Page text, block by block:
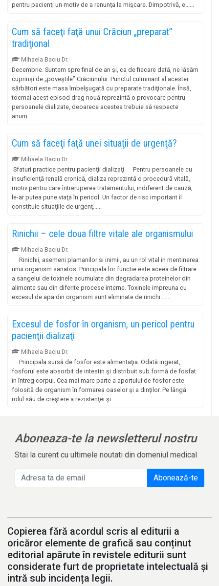
pentru pacienţi un motiv de a renunţa la mişcare. Dimpotrivă, e......
Cum să faceţi faţă unui Crăciun „preparat”
tradiţional
Mihaela Baciu Dr.
Decembrie. Suntem spre final de an şi, ca de fiecare dată, ne lăsăm
cuprinşi de „poveştile” Crăciunului. Punctul culminant al acestei
sărbători este masa îmbelşugată cu preparate tradiţionale. Însă,
tocmai acest episod drag nouă reprezintă o provocare pentru
persoanele dializate, deoarece acestea trebuie să respecte
anum......
Cum să faceţi faţă unei situaţii de urgenţă?
Mihaela Baciu Dr.
Sfaturi practice pentru pacienţii dializaţi Pentru persoanele cu
insuficienţă renală cronică, dializa reprezintă o procedură vitală,
motiv pentru care întreruperea tratamentului, indiferent de cauză,
le-ar putea pune viaţa în pericol. Un factor de risc important îl
constituie situaţiile de urgenţ......
Rinichii – cele doua filtre vitale ale organismului
Mihaela Baciu Dr.
Rinichii, asemeni plamanilor si inimii, au un rol vital in mentinerea
unui organism sanatos. Principala lor functie este aceea de filtrare
a sangelui de toxinele acumulate din degradarea proteinelor din
alimente sau din diferite procese interne. Toxinele impreuna cu
excesul de apa din organism sunt eliminate de rinichi ......
Excesul de fosfor în organism, un pericol pentru
pacienţii dializaţi
Mihaela Baciu Dr.
Principala sursă de fosfor este alimentaţia. Odată ingerat,
fosforul este absorbit de intestin şi distribuit sub formă de fosfat
în întreg corpul. Cea mai mare parte a aportului de fosfor este
folosită de organism în formarea oaselor şi a dinţilor. Pe lângă
rolul său de creştere a rezistenţei şi ......
Aboneaza-te la newsletterul nostru
Stai la curent cu ultimele noutati din domeniul medical
Abonează-te
Copierea fără acordul scris al editurii a
oricăror elemente de grafică sau conținut
editorial apărute în revistele editurii sunt
considerate furt de proprietate intelectuală și
intră sub incidența legii.